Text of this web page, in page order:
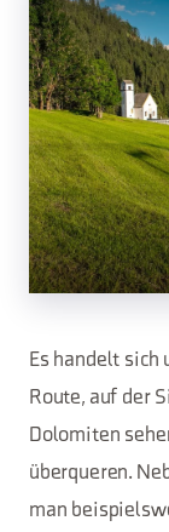
Es handelt sich
Route, auf der
Dolomiten
überqueren.
man